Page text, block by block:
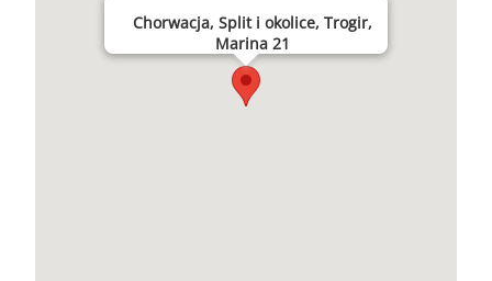
Chorwacja, Split i okolice, Trogir,
Marina 21